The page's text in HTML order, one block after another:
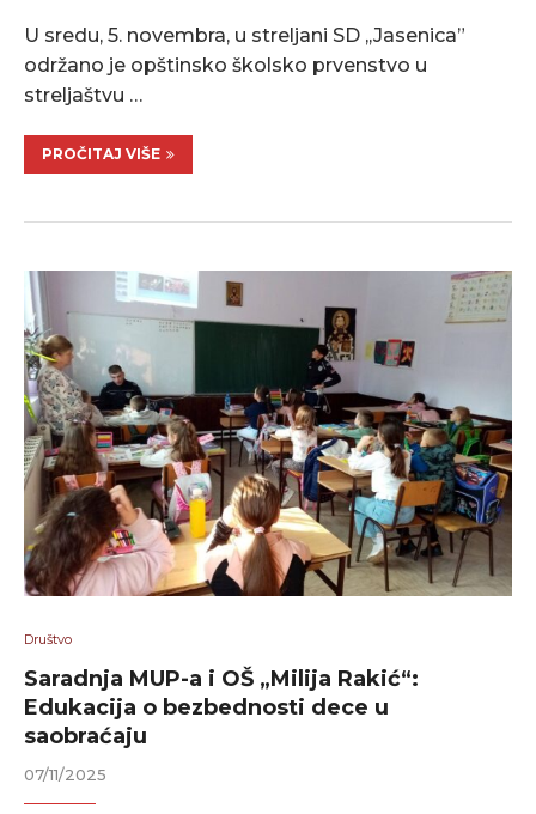
U sredu, 5. novembra, u streljani SD ,,Jasenica”
održano je opštinsko školsko prvenstvo u
streljaštvu …
PROČITAJ VIŠE
Društvo
Saradnja MUP-a i OŠ „Milija Rakić“:
Edukacija o bezbednosti dece u
saobraćaju
07/11/2025